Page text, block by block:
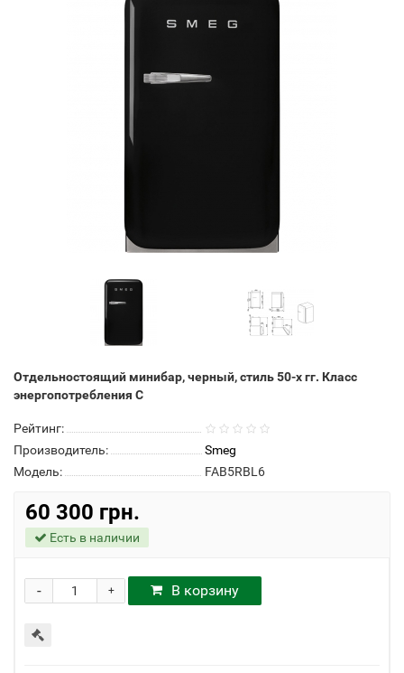
Отдельностоящий минибар, черный, стиль 50-х гг. Класс
энергопотребления С
Рейтинг:
Производитель:
Smeg
Модель:
FAB5RBL6
60 300 грн.
Есть в наличии
+
- В корзину